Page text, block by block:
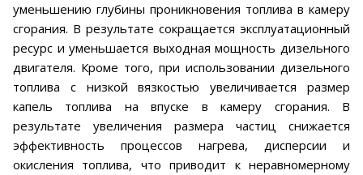
уменьшению глубины проникновения топлива в камеру
сгорания. В результате сокращается эксплуатационный
ресурс и уменьшается выходная мощность дизельного
двигателя. Кроме того, при использовании дизельного
топлива с низкой вязкостью увеличивается размер
капель топлива на впуске в камеру сгорания. В
результате увеличения размера частиц снижается
эффективность процессов нагрева, дисперсии и
окисления топлива, что приводит к неравномерному